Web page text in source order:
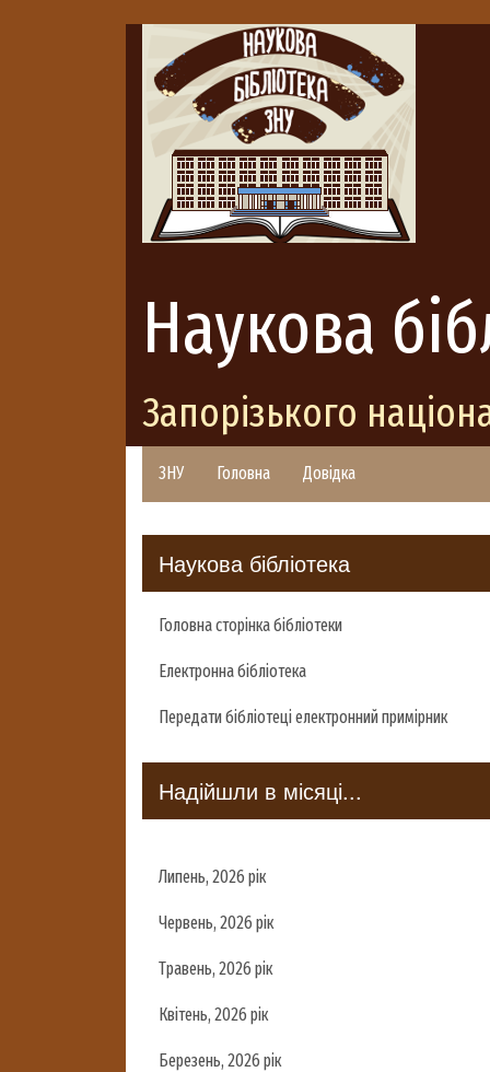
Наукова
Запорізького
ЗНУ Головна Довідка
Наукова бібліотека
Головна сторінка бібліотеки
Електронна бібліотека
Передати бібліотеці електронний примірник
Надійшли в місяці...
Липень, 2026 рік
Червень, 2026 рік
Травень, 2026 рік
Квітень, 2026 рік
Березень, 2026 рік